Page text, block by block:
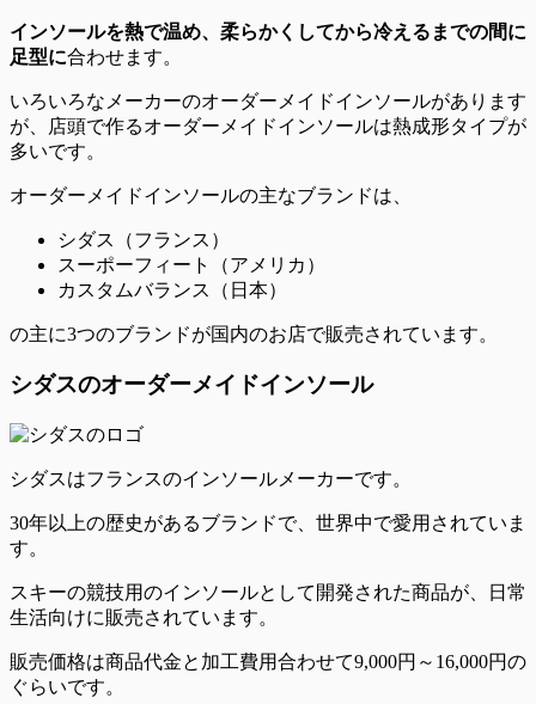
インソールを熱で温め、柔らかくしてから冷えるまでの間に
足型に合わせます。
いろいろなメーカーのオーダーメイドインソールがあります
が、店頭で作るオーダーメイドインソールは熱成形タイプが
多いです。
オーダーメイドインソールの主なブランドは、
シダス（フランス）
スーポーフィート（アメリカ）
カスタムバランス（日本）
の主に3つのブランドが国内のお店で販売されています。
シダスのオーダーメイドインソール
シダスはフランスのインソールメーカーです。
30年以上の歴史があるブランドで、世界中で愛用されていま
す。
スキーの競技用のインソールとして開発された商品が、日常
生活向けに販売されています。
販売価格は商品代金と加工費用合わせて9,000円～16,000円の
ぐらいです。